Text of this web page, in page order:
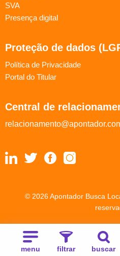
menu filtrar buscar
SVA
Presença digital
Proteção de dados
Política de Privacidade
Portal do Titular
Central de
© 2026 Apontador Busca